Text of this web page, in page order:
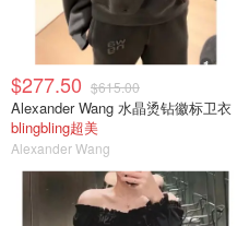
$277.50 $615.00
Alexander Wang 水晶烫钻徽标卫衣
blingbling超美
Alexander Wang